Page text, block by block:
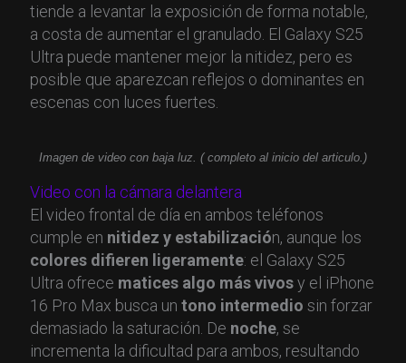
tiende a levantar la exposición de forma notable,
a costa de aumentar el granulado. El Galaxy S25
Ultra puede mantener mejor la nitidez, pero es
posible que aparezcan reflejos o dominantes en
escenas con luces fuertes.
Imagen de video con baja luz. ( completo al inicio del articulo.)
Video con la cámara delantera
El video frontal de día en ambos teléfonos
cumple en nitidez y estabilización, aunque los
colores difieren ligeramente: el Galaxy S25
Ultra ofrece matices algo más vivosy el iPhone
16 Pro Max busca un tono intermedio sin forzar
demasiado la saturación. De noche, se
incrementa la dificultad para ambos, resultando